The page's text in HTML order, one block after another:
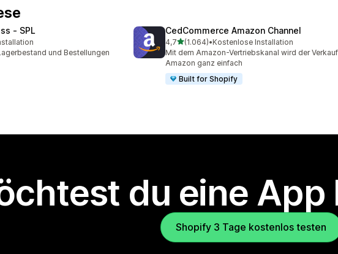
‑ SPL
und Bestellungen
CedCommerce Amazon Channel
4,7von 5 Sternen
(1.064)
1064 Rezensionen insgesamt
•Kostenlose Installation
Mit dem Amazon-Vertriebskanal wird der
Amazon ganz einfach
Built for Shopify
du eine
Shopify 3 Tage kostenlos testen